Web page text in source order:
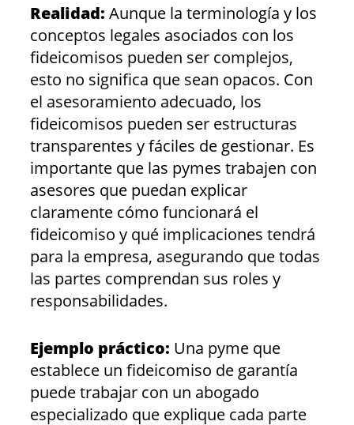
Realidad: Aunque la terminología y los
conceptos legales asociados con los
fideicomisos pueden ser complejos,
esto no significa que sean opacos. Con
el asesoramiento adecuado, los
fideicomisos pueden ser estructuras
transparentes y fáciles de gestionar. Es
importante que las pymes trabajen con
asesores que puedan explicar
claramente cómo funcionará el
fideicomiso y qué implicaciones tendrá
para la empresa, asegurando que todas
las partes comprendan sus roles y
responsabilidades.
Ejemplo práctico: Una pyme que
establece un fideicomiso de garantía
puede trabajar con un abogado
especializado que explique cada parte